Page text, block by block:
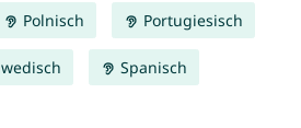
Polnisch Portugiesisch
Spanisch